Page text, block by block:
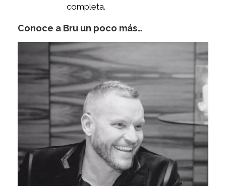
completa.
Conoce a Bru un poco más…